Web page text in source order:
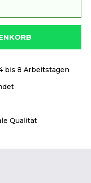
bis 8 Arbeitstagen
Qualität